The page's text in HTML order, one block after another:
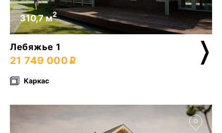
310,7 м2
Лебяжье 1
21 749 000
Каркас